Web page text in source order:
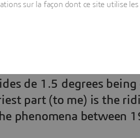
de 1.5 degrees
part (to me) is the
phenomena between
sur la façon dont ce site utilise